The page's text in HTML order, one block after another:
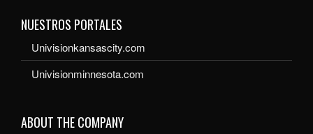
NUESTROS PORTALES
Univisionkansascity.com
Univisionminnesota.com
ABOUT THE COMPANY